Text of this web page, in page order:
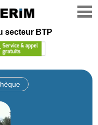
secteur BTP